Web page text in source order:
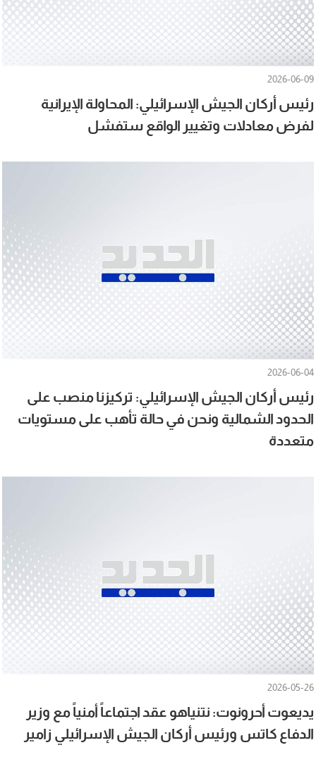
2026-06-09
رئيس أركان الجيش الإسرائيلي: المحاولة الإيرانية
لفرض معادلات وتغيير الواقع ستفشل
2026-06-04
رئيس أركان الجيش الإسرائيلي: تركيزنا منصب على
الحدود الشمالية ونحن في حالة تأهب على مستويات
متعددة
2026-05-26
يديعوت أحرونوت: نتنياهو عقد اجتماعاً أمنياً مع وزير
الدفاع كاتس ورئيس أركان الجيش الإسرائيلي زامير